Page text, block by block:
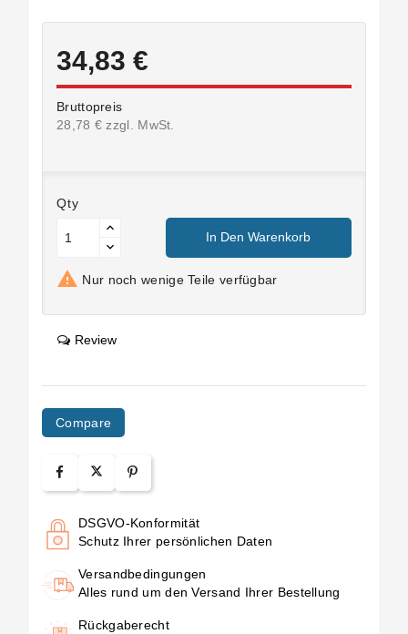
34,83 €
Bruttopreis
28,78 € zzgl. MwSt.
Qty
In Den Warenkorb
 Nur noch wenige Teile verfügbar
Review
Compare
DSGVO-Konformität
Schutz Ihrer persönlichen Daten
Versandbedingungen
Alles rund um den Versand Ihrer Bestellung
Rückgaberecht